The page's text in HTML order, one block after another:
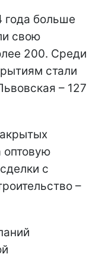
года больше
свою
200. Среди
стали
– 127
оптовую
с
–